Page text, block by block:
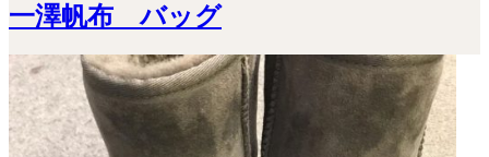
一澤帆布 バッグ